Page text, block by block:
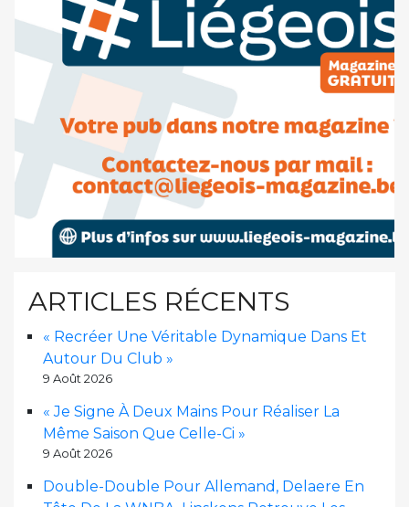
ARTICLES RÉCENTS
« Recréer Une Véritable Dynamique Dans Et
Autour Du Club »
9 Août 2026
« Je Signe À Deux Mains Pour Réaliser La
Même Saison Que Celle-Ci »
9 Août 2026
Double-Double Pour Allemand, Delaere En